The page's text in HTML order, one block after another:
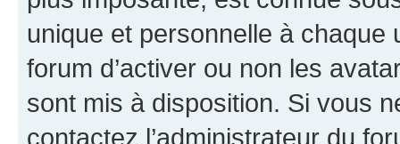
unique et personnelle à chaque
forum d’activer ou non les
sont mis à disposition. Si vous
contactez l’administrateur du